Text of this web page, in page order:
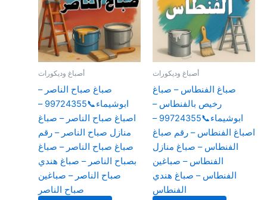
أصباغ وديكورات
صباغ صباح الناصر –
ابوشيماء📞99724355 –
اصباغ صباح الناصر – صباغ
منازل صباح الناصر – رقم
صباغ صباح الناصر – صباغ
بصباح الناصر – صباغ هندي
صباح الناصر – صباغين
صباح الناصر
أصباغ وديكورات
صباغ الفنطاس – صباغ
رخيص بالفنطاس –
ابوشيماء📞99724355 –
اصباغ الفنطاس – رقم صباغ
الفنطاس – صباغ منازل
الفنطاس – صباغين
الفنطاس – صباغ هندي
الفنطاس